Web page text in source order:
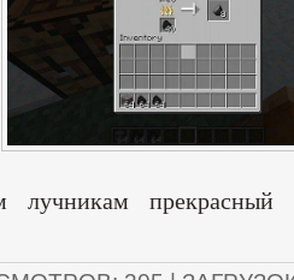
лучникам